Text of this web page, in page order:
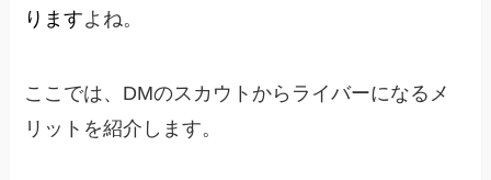
りますよね。
ここでは、 DMのスカウトからライバーになるメ
リットを紹介 します。